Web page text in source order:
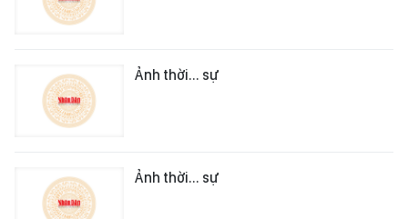
Ảnh thời... sự
Ảnh thời... sự